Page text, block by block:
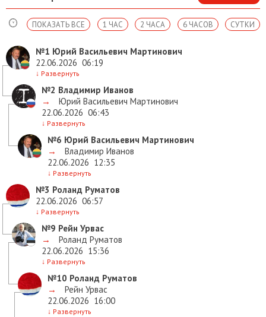
СУТКИ
6 ЧАСОВ
2 ЧАСА
1 ЧАС
ПОКАЗАТЬ ВСЕ
№1 Юрий Васильевич Мартинович
22.06.2026 06:19
↓ Развернуть
№2 Владимир Иванов
→
Юрий Васильевич Мартинович
22.06.2026 06:43
↓ Развернуть
№6 Юрий Васильевич Мартинович
→
Владимир Иванов
22.06.2026 12:35
↓ Развернуть
№3 Роланд Руматов
22.06.2026 06:57
↓ Развернуть
№9 Рейн Урвас
→
Роланд Руматов
22.06.2026 15:36
↓ Развернуть
№10 Роланд Руматов
→
Рейн Урвас
22.06.2026 16:00
↓ Развернуть